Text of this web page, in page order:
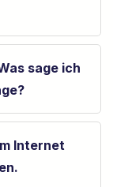
sage ich
Internet